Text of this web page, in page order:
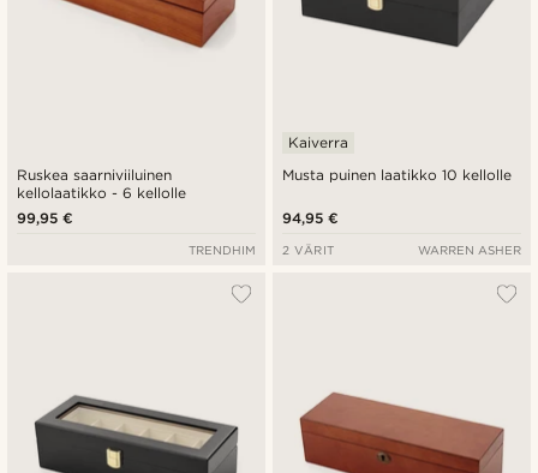
Ruskea saarniviiluinen
kellolaatikko - 6 kellolle
99,95 €
TRENDHIM
Musta puinen laatikko 10 kellolle
Kaiverra
94,95 €
2 VÄRIT WARREN ASHER